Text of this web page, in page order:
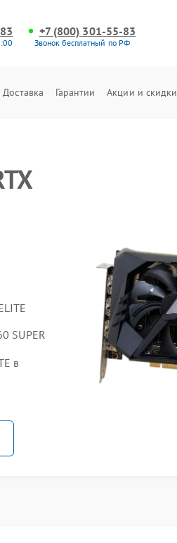
+7 (800) 301-55-83
Звонок бесплатный по РФ
Доставка Гарантии Акции и скидки
SUPER
в